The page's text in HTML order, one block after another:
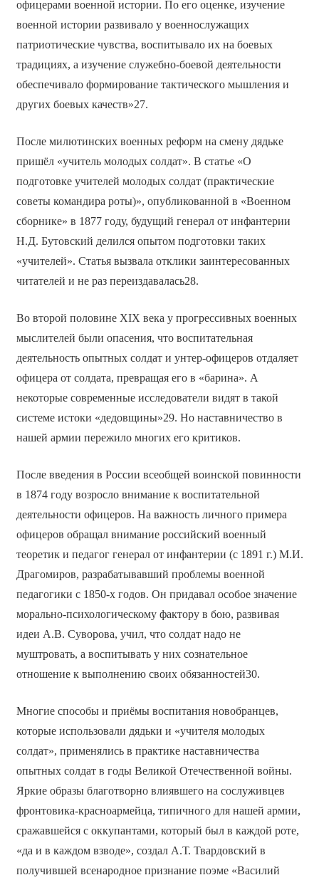
офицерами военной истории. По его оценке, изучение
военной истории развивало у военнослужащих
патриотические чувства, воспитывало их на боевых
традициях, а изучение служебно-боевой деятельности
обеспечивало формирование тактического мышления и
других боевых качеств»27.
После милютинских военных реформ на смену дядьке
пришёл «учитель молодых солдат». В статье «О
подготовке учителей молодых солдат (практические
советы командира роты)», опубликованной в «Военном
сборнике» в 1877 году, будущий генерал от инфантерии
Н.Д. Бутовский делился опытом подготовки таких
«учителей». Статья вызвала отклики заинтересованных
читателей и не раз переиздавалась28.
Во второй половине XIX века у прогрессивных военных
мыслителей были опасения, что воспитательная
деятельность опытных солдат и унтер-офицеров отдаляет
офицера от солдата, превращая его в «барина». А
некоторые современные исследователи видят в такой
системе истоки «дедовщины»29. Но наставничество в
нашей армии пережило многих его критиков.
После введения в России всеобщей воинской повинности
в 1874 году возросло внимание к воспитательной
деятельности офицеров. На важность личного примера
офицеров обращал внимание российский военный
теоретик и педагог генерал от инфантерии (с 1891 г.) М.И.
Драгомиров, разрабатывавший проблемы военной
педагогики с 1850-х годов. Он придавал особое значение
морально-психологическому фактору в бою, развивая
идеи А.В. Суворова, учил, что солдат надо не
муштровать, а воспитывать у них сознательное
отношение к выполнению своих обязанностей30.
Многие способы и приёмы воспитания новобранцев,
которые использовали дядьки и «учителя молодых
солдат», применялись в практике наставничества
опытных солдат в годы Великой Отечественной войны.
Яркие образы благотворно влиявшего на сослуживцев
фронтовика-красноармейца, типичного для нашей армии,
сражавшейся с оккупантами, который был в каждой роте,
«да и в каждом взводе», создал А.Т. Твардовский в
получившей всенародное признание поэме «Василий